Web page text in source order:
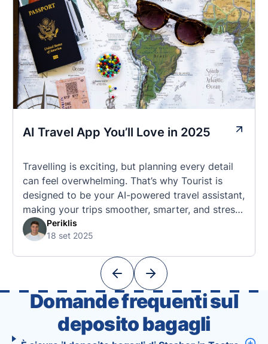
AI Travel App You’ll Love in 2025
Travelling is exciting, but planning every detail
can feel overwhelming. That’s why Tourist is
designed to be your AI-powered travel assistant,
making your trips smoother, smarter, and stress-
free. 🧭 What Makes the Tourist App Unique?
Unlike standard travel apps, Tourist combines
With Tourist, your trip planning becomes as
Periklis
18 set 2025
Domande frequenti sul
deposito bagagli